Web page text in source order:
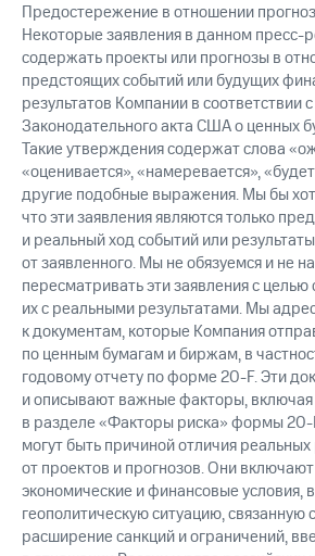
Предостережение в отношении
Некоторые заявления в данном пресс-
содержать проекты или прогнозы в
предстоящих событий или будущих
результатов Компании в соответствии
Законодательного акта США о ценных
Такие утверждения содержат слова
«оценивается», «намеревается»,
другие подобные выражения. Мы бы
что эти заявления являются только
и реальный ход событий или
от заявленного. Мы не обязуемся и не
пересматривать эти заявления с целью
их с реальными результатами. Мы
к документам, которые Компания
по ценным бумагам и биржам, в
годовому отчету по форме 20-F. Эти
и описывают важные факторы, включая
в разделе «Факторы риска» формы
могут быть причиной отличия реальных
от проектов и прогнозов. Они
экономические и финансовые условия,
геополитическую ситуацию, связанную
расширение санкций и ограничений,